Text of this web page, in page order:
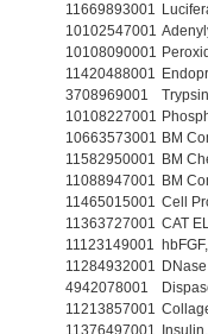
11669893001
10102547001
10108090001
11420488001
3708969001
10108227001
10663573001 BM
11582950001 BM
11088947001 BM
11465015001 Cell
11363727001 CAT
11123149001
11284932001
4942078001
11213857001
11376497001